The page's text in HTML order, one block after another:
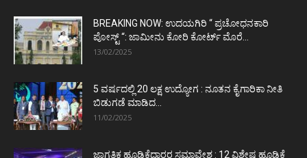
BREAKING NOW: ಉದಯಗಿರಿ “ ಪ್ರಚೋಧನಕಾರಿ
ಪೋಸ್ಟ್‌ “: ಜಾಮೀನು ಕೋರಿ ಕೋರ್ಟ್‌ ಮೊರೆ...
13/02/2025
5 ವರ್ಷದಲ್ಲಿ 20 ಲಕ್ಷ ಉದ್ಯೋಗ : ನೂತನ ಕೈಗಾರಿಕಾ ನೀತಿ
ಬಿಡುಗಡೆ ಮಾಡಿದ...
11/02/2025
ಜಾಗತಿಕ ಹೂಡಿಕೆದಾರರ ಸಮಾವೇಶ : 12 ವಿಶೇಷ ಹೂಡಿಕೆ